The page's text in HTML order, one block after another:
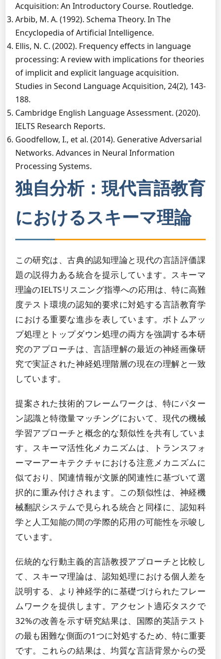
Acquisition: An Introductory Course. Routledge.
Arbib, M. A. (1992). Schema Theory. In The
Encyclopedia of Artificial Intelligence.
Ellis, N. C. (2002). Frequency effects in language
processing: A review with implications for theories
of implicit and explicit language acquisition.
Studies in Second Language Acquisition, 24(2), 143-
188.
Cambridge English Language Assessment. (2020).
IELTS Research Reports.
Goodfellow, I., et al. (2014). Generative Adversarial
Networks. Advances in Neural Information
Processing Systems.
独自分析：現代言語教育
におけるスキーマ理論
この研究は、古典的認知理論と現代の言語評価課
題の説得力ある統合を提示しています。スキーマ
理論のIELTSリスニング指導への応用は、特に高難
度テスト環境の認知的要求に対処する言語教育学
における重要な進歩を表しています。ボトムアッ
プ処理とトップダウン処理の両方を強調する本研
究のアプローチは、言語理解の最近の神経画像研
究で実証された神経処理階層の現在の理解と一致
しています。
提案された技術的フレームワークは、特にパター
ン認識と特徴量マッチングにおいて、現代の機械
学習アプローチと概念的な類似性を共有していま
す。スキーマ活性化メカニズムは、トランスフォ
ーマーアーキテクチャにおける注意メカニズムに
似ており、関連情報が文脈的関連性に基づいて選
択的に重み付けされます。この類似性は、神経機
械翻訳システムで見られる統合と同様に、認知科
学と人工知能の間の学際的応用の可能性を示唆し
ています。
伝統的な行動主義的言語教授アプローチと比較し
て、スキーマ理論は、認知処理における個人差を
説明する、より神経学的に基礎づけられたフレー
ムワークを提供します。アクセント適応タスクで
32%の改善を示す研究結果は、国際的英語テスト
の最も困難な側面の1つに対処するため、特に重要
です。これらの結果は、均質な言語背景からの受